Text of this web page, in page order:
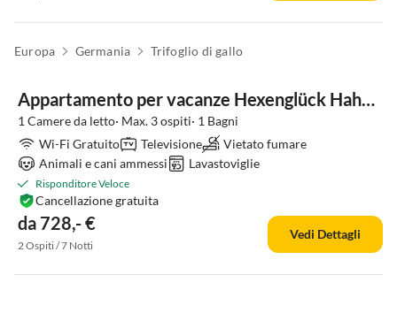
Europa Germania Trifoglio di gallo
Appartamento per vacanze Hexenglück Hahnenklee
1 Camere da letto· Max. 3 ospiti· 1 Bagni
Wi-Fi Gratuito
Televisione
Vietato fumare
Animali e cani ammessi
Lavastoviglie
Risponditore Veloce
da 728,- €
Cancellazione gratuita
2 Ospiti / 7 Notti
Vedi Dettagli